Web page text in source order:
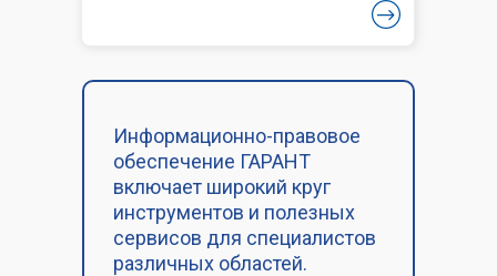
Информационно-правовое
обеспечение ГАРАНТ
включает широкий круг
инструментов и полезных
сервисов для специалистов
различных областей.